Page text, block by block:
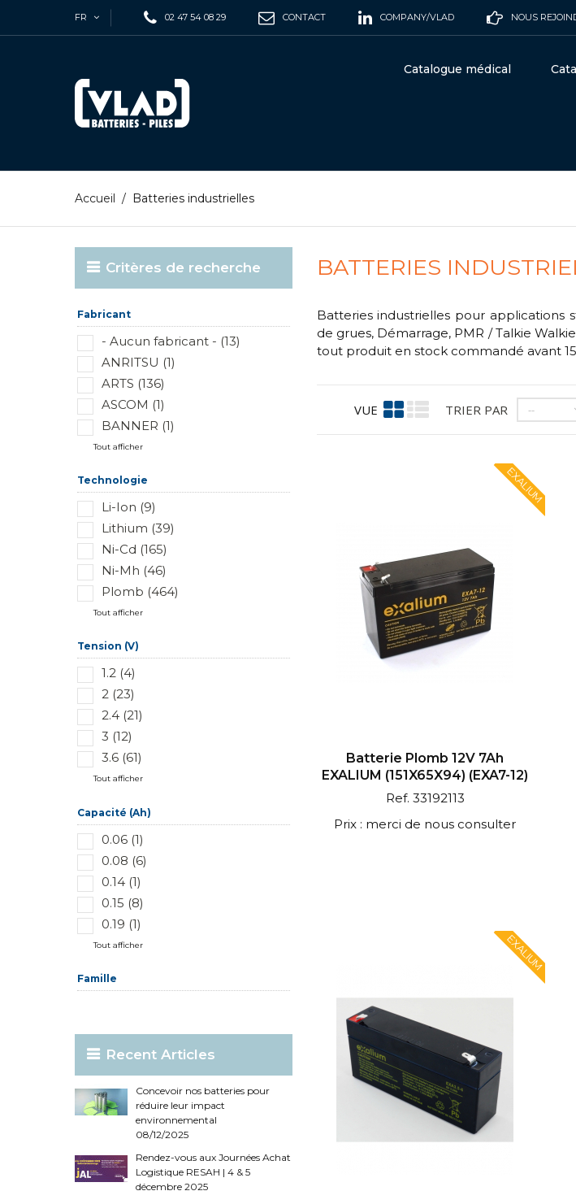
FR 02 47 54 08 29 CONTACT COMPANY/VLAD NOUS
Catalogue médical
Accueil / Batteries industrielles
Critères de recherche
Fabricant
- Aucun fabricant - (13)
ANRITSU (1)
ARTS (136)
ASCOM (1)
BANNER (1)
Tout afficher
Technologie
Li-Ion (9)
Lithium (39)
Ni-Cd (165)
Ni-Mh (46)
Plomb (464)
Tout afficher
Tension (V)
1.2 (4)
2 (23)
2.4 (21)
3 (12)
3.6 (61)
Tout afficher
Capacité (Ah)
0.06 (1)
0.08 (6)
0.14 (1)
0.15 (8)
0.19 (1)
Tout afficher
Famille
Recent Articles
Concevoir nos batteries pour
réduire leur impact
environnemental
08/12/2025
Rendez-vous aux Journées Achat
Logistique RESAH | 4 & 5
décembre 2025
BATTERIES
Batteries industrielles pour applications
de grues, Démarrage, PMR / Talkie
tout produit en stock commandé avant
VUE TRIER PAR --
EXALIUM
Batterie Plomb 12V 7Ah
EXALIUM (151X65X94) (EXA7-12)
Ref. 33192113
Prix : merci de nous consulter
EXALIUM